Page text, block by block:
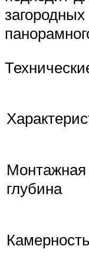
Монтажная
глубина
Камерность